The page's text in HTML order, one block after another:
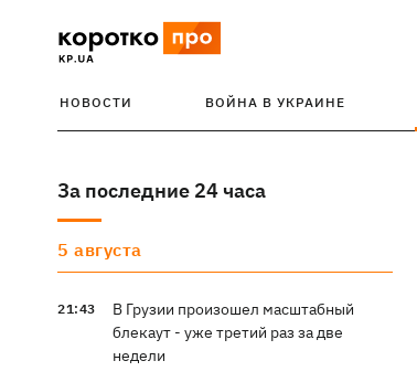
НОВОСТИ ВОЙНА В УКРАИНЕ
За последние 24 часа
5 августа
21:43
В Грузии произошел масштабный
блекаут - уже третий раз за две
недели